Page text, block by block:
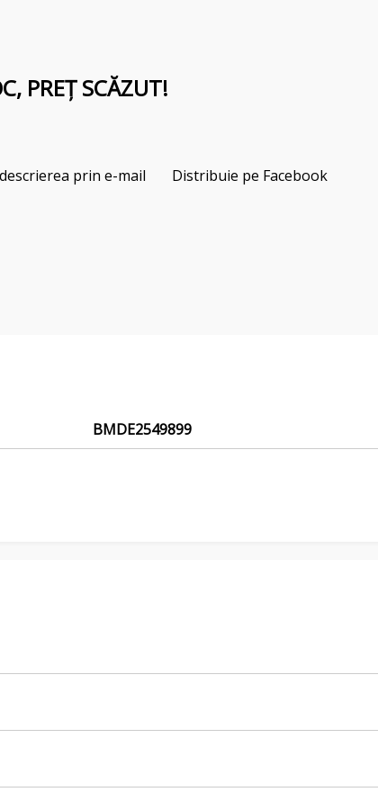
PREȚ SCĂZUT!
prin e-mail Distribuie pe Facebook
BMDE2549899